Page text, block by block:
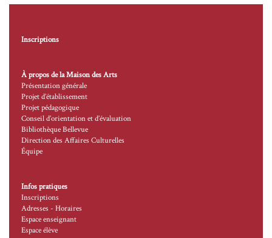
Inscriptions
À propos de la Maison des Arts
Présentation générale
Projet d’établissement
Projet pédagogique
Conseil d’orientation et d’évaluation
Bibliothèque Bellevue
Direction des Affaires Culturelles
Équipe
Infos pratiques
Inscriptions
Adresses - Horaires
Espace enseignant
Espace élève